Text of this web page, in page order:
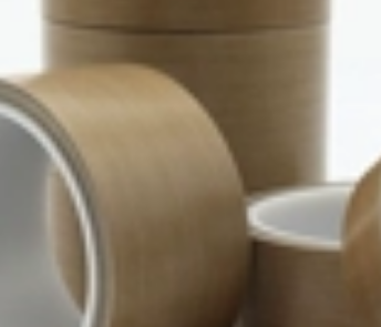
Keo hai mặt 3m300c
mỏng, trong suốt,
không dấu vết, độ
dẻo cao, cố định ô
tô bằng băng keo
hai mặt không dấu
vết băng keo xốp
3M600 Scotch trong
tra độ bám dính của